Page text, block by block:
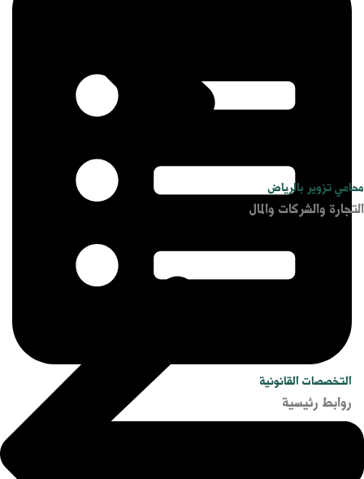
محامي تزوير بالرياض
التجارة والشركات والمال
التخصصات القانونية
روابط رئيسية